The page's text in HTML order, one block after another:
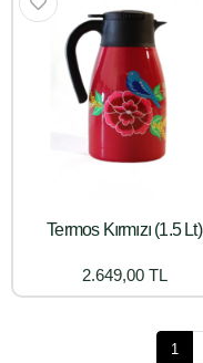
Termos Kırmızı (1.5 Lt)
2.649,00 TL
1